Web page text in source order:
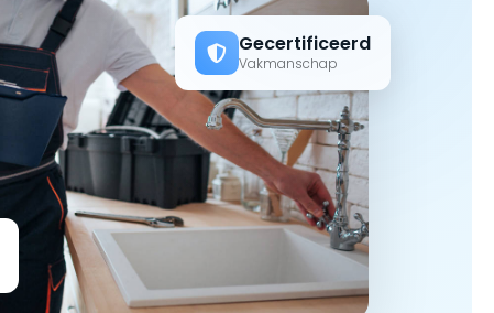
Gecertificeerd
Vakmanschap